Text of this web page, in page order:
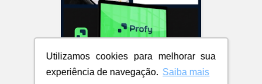
Utilizamos cookies para melhorar sua
experiência de navegação. Saiba mais
Profy - com possibilidade de